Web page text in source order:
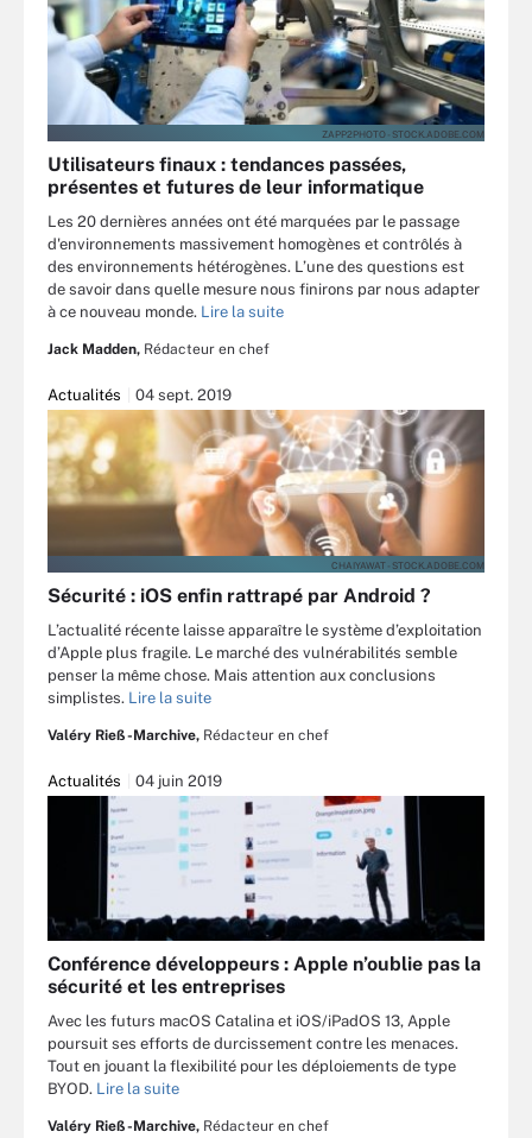
ZAPP2PHOTO - STOCK.ADOBE.COM
Utilisateurs finaux : tendances passées,
présentes et futures de leur informatique
Les 20 dernières années ont été marquées par le passage
d'environnements massivement homogènes et contrôlés à
des environnements hétérogènes. L’une des questions est
de savoir dans quelle mesure nous finirons par nous adapter
à ce nouveau monde. Lire la suite
Jack Madden, Rédacteur en chef
Actualités 04 sept. 2019
CHAIYAWAT - STOCK.ADOBE.COM
Sécurité : iOS enfin rattrapé par Android ?
L’actualité récente laisse apparaître le système d’exploitation
d’Apple plus fragile. Le marché des vulnérabilités semble
penser la même chose. Mais attention aux conclusions
simplistes. Lire la suite
Valéry Rieß-Marchive, Rédacteur en chef
Actualités 04 juin 2019
Conférence développeurs : Apple n’oublie pas la
sécurité et les entreprises
Avec les futurs macOS Catalina et iOS/iPadOS 13, Apple
poursuit ses efforts de durcissement contre les menaces.
Tout en jouant la flexibilité pour les déploiements de type
BYOD. Lire la suite
Valéry Rieß-Marchive, Rédacteur en chef